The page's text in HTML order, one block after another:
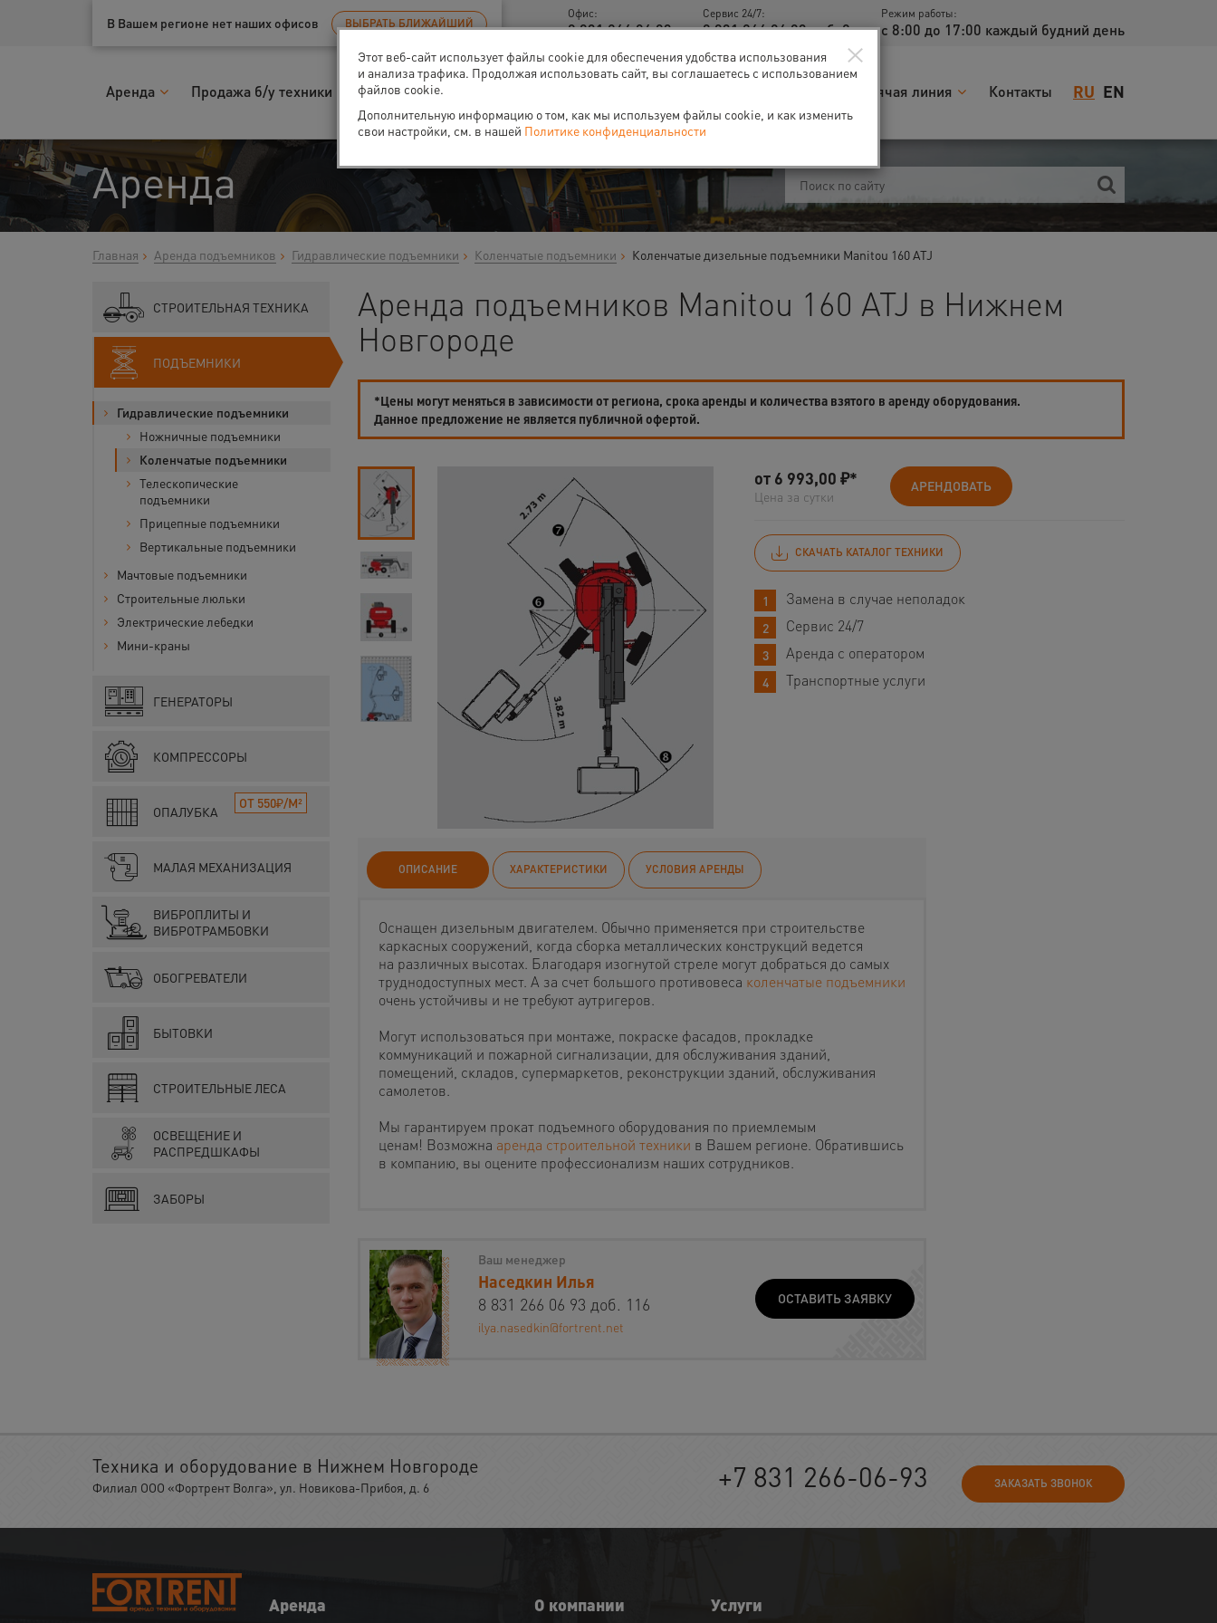
Ваш город:Нижний Новгород
В Вашем регионе нет наших офисов ВЫБРАТЬ БЛИЖАЙШИЙ
Офис:
8 831 266 06 93
Сервис 24/7:
8 831 266 06 93 доб. 2
Режим работы:
с 8:00 до 17:00 каждый будний день
RU EN
Аренда Продажа б/у техники Запчасти Горячая линия Контакты
Аренда
Главная Аренда подъемников Гидравлические подъемники Коленчатые подъемники Коленчатые дизельные подъемники Manitou 160 ATJ
СТРОИТЕЛЬНАЯ ТЕХНИКА
ПОДЪЕМНИКИ
Гидравлические подъемники
Ножничные подъемники
Коленчатые подъемники
Телескопические
подъемники
Прицепные подъемники
Вертикальные подъемники
Мачтовые подъемники
Строительные люльки
Электрические лебедки
Мини-краны
ГЕНЕРАТОРЫ
КОМПРЕССОРЫ
ОПАЛУБКА
ОТ 550₽/М²
МАЛАЯ МЕХАНИЗАЦИЯ
ВИБРОПЛИТЫ И
ВИБРОТРАМБОВКИ
ОБОГРЕВАТЕЛИ
БЫТОВКИ
СТРОИТЕЛЬНЫЕ ЛЕСА
ОСВЕЩЕНИЕ И
РАСПРЕДШКАФЫ
ЗАБОРЫ
Аренда подъемников Manitou 160 ATJ в Нижнем
Новгороде
*Цены могут меняться в зависимости от региона, срока аренды и количества взятого в аренду оборудования.
Данное предложение не является публичной офертой.
от 6 993,00 ₽*
Цена за сутки
АРЕНДОВАТЬ
СКАЧАТЬ КАТАЛОГ ТЕХНИКИ
Замена в случае неполадок
Сервис 24/7
Аренда с оператором
Транспортные услуги
ОПИСАНИЕ ХАРАКТЕРИСТИКИ УСЛОВИЯ АРЕНДЫ
Оснащен дизельным двигателем. Обычно применяется при строительстве
каркасных сооружений, когда сборка металлических конструкций ведется
на различных высотах. Благодаря изогнутой стреле могут добраться до самых
труднодоступных мест. А за счет большого противовеса коленчатые подъемники
очень устойчивы и не требуют аутригеров.
Могут использоваться при монтаже, покраске фасадов, прокладке
коммуникаций и пожарной сигнализации, для обслуживания зданий,
помещений, складов, супермаркетов, реконструкции зданий, обслуживания
самолетов.
Мы гарантируем прокат подъемного оборудования по приемлемым
ценам! Возможна аренда строительной техники в Вашем регионе. Обратившись
в компанию, вы оцените профессионализм наших сотрудников.
Ваш менеджер
Наседкин Илья
8 831 266 06 93 доб. 116
ilya.nasedkin@fortrent.net
ОСТАВИТЬ ЗАЯВКУ
Техника и оборудование в Нижнем Новгороде
Филиал ООО «Фортрент Волга», ул. Новикова-Прибоя, д. 6 +7 831 266-06-93 ЗАКАЗАТЬ ЗВОНОК
Аренда О компании Услуги
×
Этот веб-сайт использует файлы cookie для обеспечения удобства использования
и анализа трафика. Продолжая использовать сайт, вы соглашаетесь с использованием
файлов cookie.
Дополнительную информацию о том, как мы используем файлы cookie, и как изменить
свои настройки, см. в нашей Политике конфиденциальности